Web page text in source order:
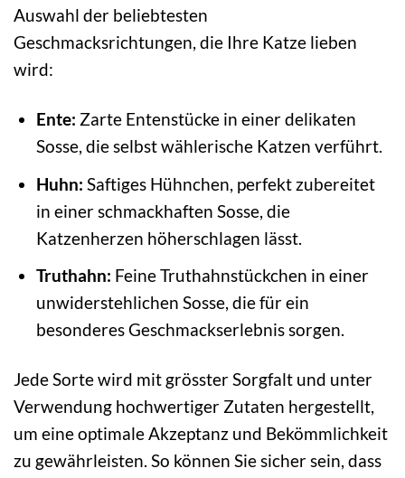
Auswahl der beliebtesten
Geschmacksrichtungen, die Ihre Katze lieben
wird:
Ente: Zarte Entenstücke in einer delikaten
Sosse, die selbst wählerische Katzen verführt.
Huhn: Saftiges Hühnchen, perfekt zubereitet
in einer schmackhaften Sosse, die
Katzenherzen höherschlagen lässt.
Truthahn: Feine Truthahnstückchen in einer
unwiderstehlichen Sosse, die für ein
besonderes Geschmackserlebnis sorgen.
Jede Sorte wird mit grösster Sorgfalt und unter
Verwendung hochwertiger Zutaten hergestellt,
um eine optimale Akzeptanz und Bekömmlichkeit
zu gewährleisten. So können Sie sicher sein, dass